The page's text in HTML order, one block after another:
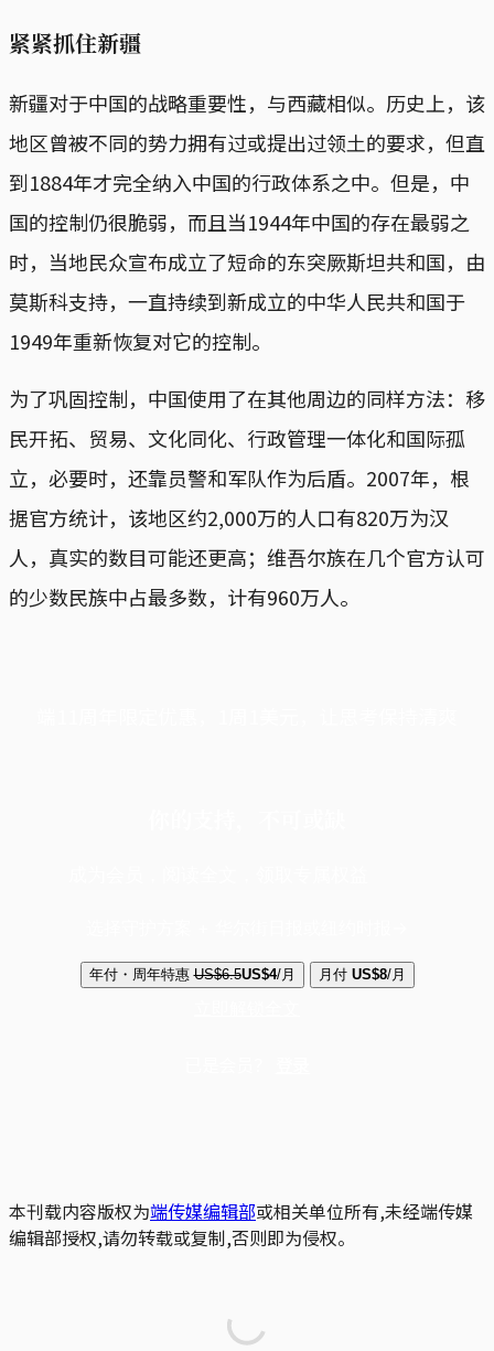
紧紧抓住新疆
新疆对于中国的战略重要性，与西藏相似。历史上，该
地区曾被不同的势力拥有过或提出过领土的要求，但直
到1884年才完全纳入中国的行政体系之中。但是，中
国的控制仍很脆弱，而且当1944年中国的存在最弱之
时，当地民众宣布成立了短命的东突厥斯坦共和国，由
莫斯科支持，一直持续到新成立的中华人民共和国于
1949年重新恢复对它的控制。
为了巩固控制，中国使用了在其他周边的同样方法：移
民开拓、贸易、文化同化、行政管理一体化和国际孤
立，必要时，还靠员警和军队作为后盾。2007年，根
据官方统计，该地区约2,000万的人口有820万为汉
人，真实的数目可能还更高；维吾尔族在几个官方认可
的少数民族中占最多数，计有960万人。
年付・周年特惠 US$6.5US$4/月 月付 US$8/月
本刊载内容版权为端传媒编辑部或相关单位所有,未经端传媒
编辑部授权,请勿转载或复制,否则即为侵权。